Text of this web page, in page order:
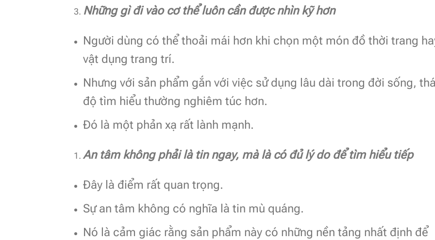
Những gì đi vào cơ thể luôn cần được nhìn kỹ hơn
Người dùng có thể thoải mái hơn khi chọn một món đồ thời trang
vật dụng trang trí.
Nhưng với sản phẩm gắn với việc sử dụng lâu dài trong đời sống,
độ tìm hiểu thường nghiêm túc hơn.
Đó là một phản xạ rất lành mạnh.
An tâm không phải là tin ngay, mà là có đủ lý do để tìm hiểu tiếp
Đây là điểm rất quan trọng.
Sự an tâm không có nghĩa là tin mù quáng.
Nó là cảm giác rằng sản phẩm này có những nền tảng nhất định để